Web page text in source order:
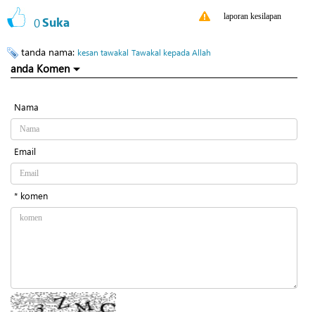
0Suka laporan kesilapan
tanda nama: kesan tawakal Tawakal kepada Allah
anda Komen
Nama
Email
* komen